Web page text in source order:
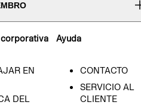
EN
DEL
Ayuda
CONTACTO
SERVICIO AL
CLIENTE